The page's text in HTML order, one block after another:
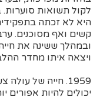
לקול תשואות
היא לא זכתה בתפקידים
קשים ואף מסוכנים.
ובמהלך ששינה את
ויצאה איתו מחדר
1959. חייה של
יכולים להיות